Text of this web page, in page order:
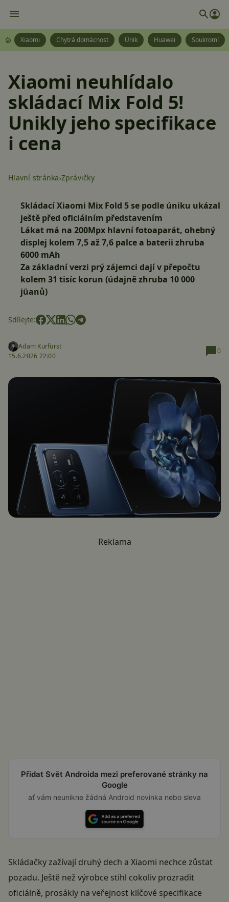
Xiaomi Chytrá domácnost Únik Huawei Soukromí
Xiaomi neuhlídalo
skládací Mix Fold 5!
Unikly jeho specifikace
i cena
Hlavní stránka Zprávičky
Skládací Xiaomi Mix Fold 5 se podle úniku ukázal
ještě před oficiálním představením
Lákat má na 200Mpx hlavní fotoaparát, ohebný
displej kolem 7,5 až 7,6 palce a baterii zhruba
6000 mAh
Za základní verzi prý zájemci dají v přepočtu
kolem 31 tisíc korun (údajně zhruba 10 000
jüanů)
Sdílejte:
Adam Kurfürst
15.6.2026 22:00
0
Reklama
Přidat Svět Androida mezi preferované stránky na
Google
ať vám neunikne žádná Android novinka nebo sleva
Skládačky zažívají druhý dech a Xiaomi nechce zůstat
pozadu. Ještě než výrobce stihl cokoliv prozradit
oficiálně, prosákly na veřejnost klíčové specifikace